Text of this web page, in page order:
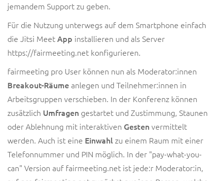
jemandem Support zu geben.
Für die Nutzung unterwegs auf dem Smartphone einfach
die Jitsi MeetApp installieren und als Server
https://fairmeeting.net konfigurieren.
fairmeeting pro User können nun als Moderator:innen
Breakout-Räumeanlegen und Teilnehmer:innen in
Arbeitsgruppen verschieben. In der Konferenz können
zusätzlich Umfragen gestartet und Zustimmung, Staunen
oder Ablehnung mit interaktiven Gestenvermittelt
werden. Auch ist eine Einwahlzu einem Raum mit einer
Telefonnummer und PIN möglich. In der "pay-what-you-
can" Version auf fairmeeting.net ist jede:r Moderator:in,